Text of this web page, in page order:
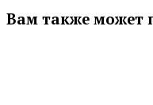
Вам также может